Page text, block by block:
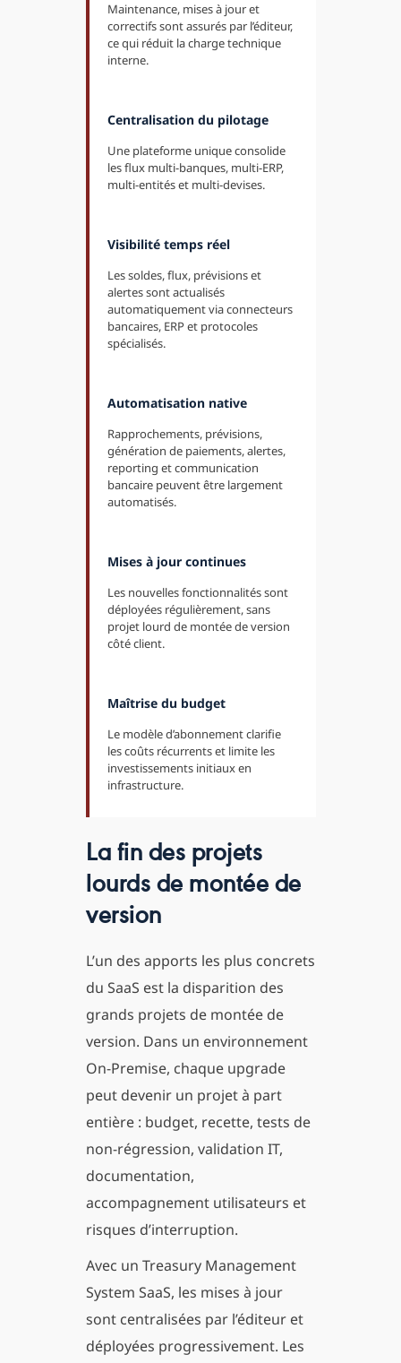
Maintenance, mises à jour et
correctifs sont assurés par l’éditeur,
ce qui réduit la charge technique
interne.
Centralisation du pilotage
Une plateforme unique consolide
les flux multi-banques, multi-ERP,
multi-entités et multi-devises.
Visibilité temps réel
Les soldes, flux, prévisions et
alertes sont actualisés
automatiquement via connecteurs
bancaires, ERP et protocoles
spécialisés.
Automatisation native
Rapprochements, prévisions,
génération de paiements, alertes,
reporting et communication
bancaire peuvent être largement
automatisés.
Mises à jour continues
Les nouvelles fonctionnalités sont
déployées régulièrement, sans
projet lourd de montée de version
côté client.
Maîtrise du budget
Le modèle d’abonnement clarifie
les coûts récurrents et limite les
investissements initiaux en
infrastructure.
La fin des projets
lourds de montée de
version
L’un des apports les plus concrets
du SaaS est la disparition des
grands projets de montée de
version. Dans un environnement
On-Premise, chaque upgrade
peut devenir un projet à part
entière : budget, recette, tests de
non-régression, validation IT,
documentation,
accompagnement utilisateurs et
risques d’interruption.
Avec un Treasury Management
System SaaS, les mises à jour
sont centralisées par l’éditeur et
déployées progressivement. Les